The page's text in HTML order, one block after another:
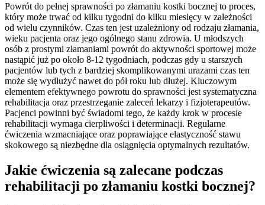
Powrót do pełnej sprawności po złamaniu kostki bocznej to proces,
który może trwać od kilku tygodni do kilku miesięcy w zależności
od wielu czynników. Czas ten jest uzależniony od rodzaju złamania,
wieku pacjenta oraz jego ogólnego stanu zdrowia. U młodszych
osób z prostymi złamaniami powrót do aktywności sportowej może
nastąpić już po około 8-12 tygodniach, podczas gdy u starszych
pacjentów lub tych z bardziej skomplikowanymi urazami czas ten
może się wydłużyć nawet do pół roku lub dłużej. Kluczowym
elementem efektywnego powrotu do sprawności jest systematyczna
rehabilitacja oraz przestrzeganie zaleceń lekarzy i fizjoterapeutów.
Pacjenci powinni być świadomi tego, że każdy krok w procesie
rehabilitacji wymaga cierpliwości i determinacji. Regularne
ćwiczenia wzmacniające oraz poprawiające elastyczność stawu
skokowego są niezbędne dla osiągnięcia optymalnych rezultatów.
Jakie ćwiczenia są zalecane podczas
rehabilitacji po złamaniu kostki bocznej?